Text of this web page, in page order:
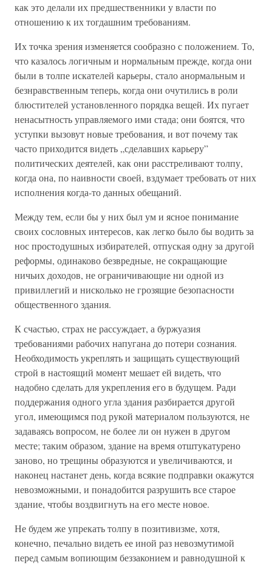
как это делали их предшественники у власти по
отношению к их тогдашним требованиям.
Их точка зрения изменяется сообразно с положением. То,
что казалось логичным и нормальным прежде, когда они
были в толпе искателей карьеры, стало анормальным и
безнравственным теперь, когда они очутились в роли
блюстителей установленного порядка вещей. Их пугает
ненасытность управляемого ими стада; они боятся, что
уступки вызовут новые требования, и вот почему так
часто приходится видеть „сделавших карьеру”
политических деятелей, как они расстреливают толпу,
когда она, по наивности своей, вздумает требовать от них
исполнения когда-то данных обещаний.
Между тем, если бы у них был ум и ясное понимание
своих сословных интересов, как легко было бы водить за
нос простодушных избирателей, отпуская одну за другой
реформы, одинаково безвредные, не сокращающие
ничьих доходов, не ограничивающие ни одной из
привиллегий и нисколько не грозящие безопасности
общественного здания.
К счастью, страх не рассуждает, а буржуазия
требованиями рабочих напугана до потери сознания.
Необходимость укреплять и защищать существующий
строй в настоящий момент мешает ей видеть, что
надобно сделать для укрепления его в будущем. Ради
поддержания одного угла здания разбирается другой
угол, имеющимся под рукой материалом пользуются, не
задаваясь вопросом, не более ли он нужен в другом
месте; таким образом, здание на время отштукатурено
заново, но трещины образуются и увеличиваются, и
наконец настанет день, когда всякие подправки окажутся
невозможными, и понадобится разрушить все старое
здание, чтобы воздвигнуть на его месте новое.
Не будем же упрекать толпу в позитивизме, хотя,
конечно, печально видеть ее иной раз невозмутимой
перед самым вопиющим беззаконием и равнодушной к